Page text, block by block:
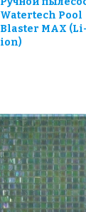
Watertech Pool
Blaster MAX (Li-
ion)